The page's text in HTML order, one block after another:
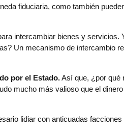
fiduciaria, como también
intercambiar bienes y servicios.
Un mecanismo de intercambio
por el Estado.Así que, ¿por qué
mucho más valioso que el
lidiar con anticuadas